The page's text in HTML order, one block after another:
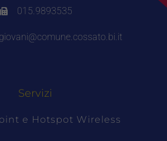
015.9893535
Servizi
e Hotspot Wireless